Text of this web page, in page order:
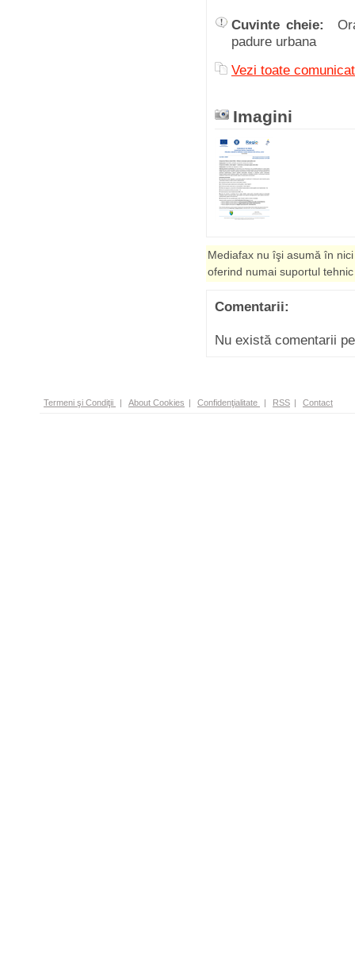
Cuvinte cheie:
padure urbana
Vezi toate
Imagini
Mediafax nu îşi asumă în
oferind numai suportul
Comentarii:
Nu există comentarii
Termeni şi Condiţii | About Cookies | Confidenţialitate | RSS | Contact